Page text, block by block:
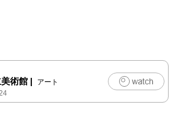
別展
衣天
術館 |
アート